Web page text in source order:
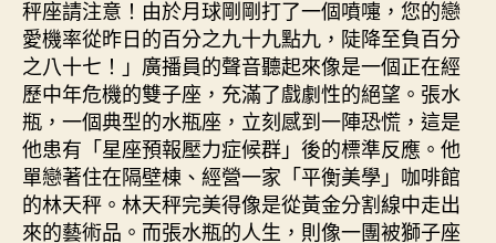
秤座請注意！由於月球剛剛打了一個噴嚏，您的戀
愛機率從昨日的百分之九十九點九，陡降至負百分
之八十七！」廣播員的聲音聽起來像是一個正在經
歷中年危機的雙子座，充滿了戲劇性的絕望。張水
瓶，一個典型的水瓶座，立刻感到一陣恐慌，這是
他患有「星座預報壓力症候群」後的標準反應。他
單戀著住在隔壁棟、經營一家「平衡美學」咖啡館
的林天秤。林天秤完美得像是從黃金分割線中走出
來的藝術品。而張水瓶的人生，則像一團被獅子座